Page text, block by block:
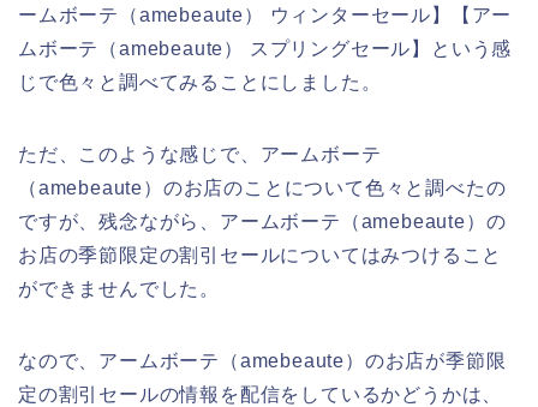
ームボーテ（amebeaute） ウィンターセール】【アー
ムボーテ（amebeaute） スプリングセール】という感
じで色々と調べてみることにしました。
ただ、このような感じで、アームボーテ
（amebeaute）のお店のことについて色々と調べたの
ですが、残念ながら、アームボーテ（amebeaute）の
お店の季節限定の割引セールについてはみつけること
ができませんでした。
なので、アームボーテ（amebeaute）のお店が季節限
定の割引セールの情報を配信をしているかどうかは、